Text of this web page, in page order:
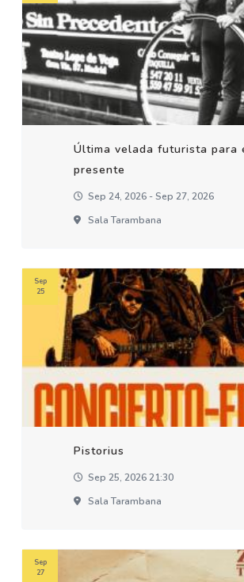
Última velada futurista para
presente
Sep 24, 2026 - Sep 27, 2026
Sala Tarambana
Pistorius
Sep 25, 2026 21:30
Sala Tarambana
Sep
25
Sep
27